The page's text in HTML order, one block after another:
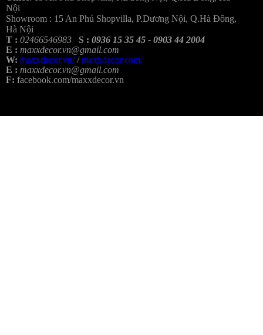
Nội
Showroom : 15 An Phú Shopvilla, P.Dương Nội, Q.Hà Đông,
Hà Nội
T : 02466546983 S : 0936 15 35 45 - 0903 44 2004
E : maxxdecor.vn@gmail.com
W: maxxdecor.vn//maxxdecor.com/
E : maxxdecor.vn@gmail.com
F: facebook.com/maxxdecor.vn